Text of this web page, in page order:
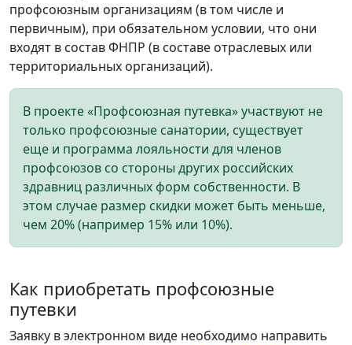
профсоюзным организациям (в том числе и
первичным), при обязательном условии, что они
входят в состав ФНПР (в составе отраслевых или
территориальных организаций).
В проекте «Профсоюзная путевка» участвуют не
только профсоюзные санатории, существует
еще и программа лояльности для членов
профсоюзов со стороны других российских
здравниц различных форм собственности. В
этом случае размер скидки может быть меньше,
чем 20% (например 15% или 10%).
Как приобретать профсоюзные
путевки
Заявку в электронном виде необходимо направить